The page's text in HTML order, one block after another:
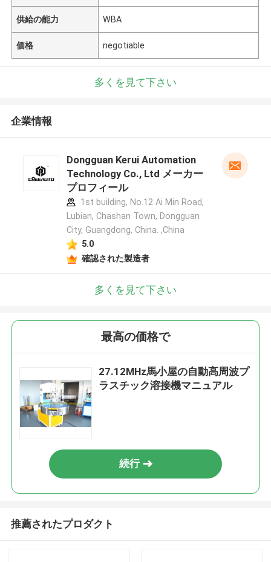
供給の能力 WBA
価格 negotiable
多くを見て下さい
企業情報
Dongguan Kerui Automation
Technology Co., Ltd メーカー
プロフィール
1st building, No.12 Ai Min Road,
Lubian, Chashan Town, Dongguan
City, Guangdong, China. ,China
5.0
確認された製造者
多くを見て下さい
最高の価格で
27.12MHz馬小屋の自動高周波プ
ラスチック溶接機マニュアル
続行
推薦されたプロダクト